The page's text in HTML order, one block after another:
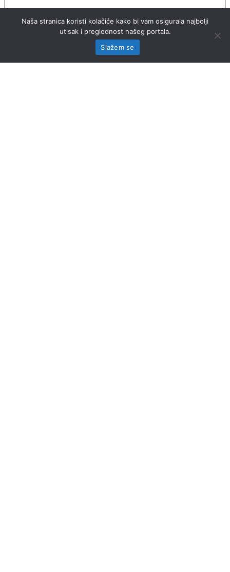
Naša stranica koristi kolačiće kako bi vam osigurala najbolji
utisak i preglednost našeg portala.
Slažem se